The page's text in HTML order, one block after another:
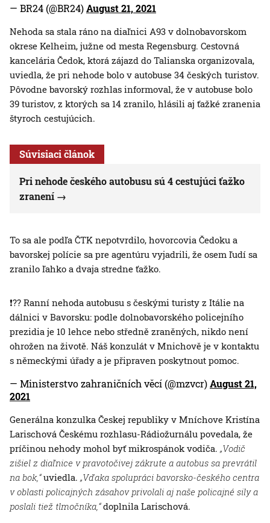
— BR24 (@BR24)August 21, 2021
Nehoda sa stala ráno na diaľnici A93 v dolnobavorskom
okrese Kelheim, južne od mesta Regensburg. Cestovná
kancelária Čedok, ktorá zájazd do Talianska organizovala,
uviedla, že pri nehode bolo v autobuse 34 českých turistov.
Pôvodne bavorský rozhlas informoval, že v autobuse bolo
39 turistov, z ktorých sa 14 zranilo, hlásili aj ťažké zranenia
štyroch cestujúcich.
Súvisiaci článok
Pri nehode českého autobusu sú 4 cestujúci ťažko
zranení
To sa ale podľa ČTK nepotvrdilo, hovorcovia Čedoku a
bavorskej polície sa pre agentúru vyjadrili, že osem ľudí sa
zranilo ľahko a dvaja stredne ťažko.
❗️?? Ranní nehoda autobusu s českými turisty z Itálie na
dálnici v Bavorsku: podle dolnobavorského policejního
prezidia je 10 lehce nebo středně zraněných, nikdo není
ohrožen na životě. Náš konzulát v Mnichově je v kontaktu
s německými úřady a je připraven poskytnout pomoc.
— Ministerstvo zahraničních věcí (@mzvcr)August 21,
2021
Generálna konzulka Českej republiky v Mníchove Kristína
Larischová Českému rozhlasu-Rádiožurnálu povedala, že
príčinou nehody mohol byť mikrospánok vodiča. „Vodič
zišiel z diaľnice v pravotočivej zákrute a autobus sa prevrátil
na bok,“uviedla. „Vďaka spolupráci bavorsko-českého centra
v oblasti policajných zásahov privolali aj naše policajné sily a
poslali tiež tlmočníka,“doplnila Larischová.